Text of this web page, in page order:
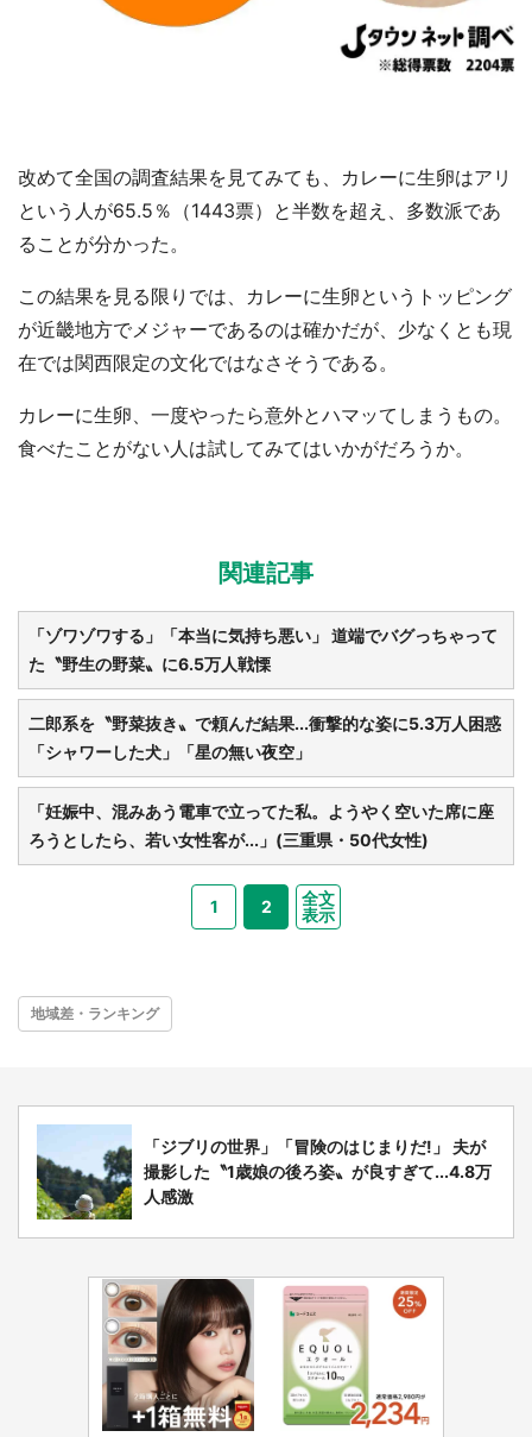
改めて全国の調査結果を見てみても、カレーに生卵はアリ
という人が65.5％（1443票）と半数を超え、多数派であ
ることが分かった。
この結果を見る限りでは、カレーに生卵というトッピング
が近畿地方でメジャーであるのは確かだが、少なくとも現
在では関西限定の文化ではなさそうである。
カレーに生卵、一度やったら意外とハマッてしまうもの。
食べたことがない人は試してみてはいかがだろうか。
関連記事
「ゾワゾワする」「本当に気持ち悪い」 道端でバグっちゃって
た〝野生の野菜〟に6.5万人戦慄
二郎系を〝野菜抜き〟で頼んだ結果...衝撃的な姿に5.3万人困惑
「シャワーした犬」「星の無い夜空」
「妊娠中、混みあう電車で立ってた私。ようやく空いた席に座
ろうとしたら、若い女性客が...」(三重県・50代女性)
1 2
全文
表示
地域差・ランキング
「ジブリの世界」「冒険のはじまりだ!」 夫が
撮影した〝1歳娘の後ろ姿〟が良すぎて...4.8万
人感激